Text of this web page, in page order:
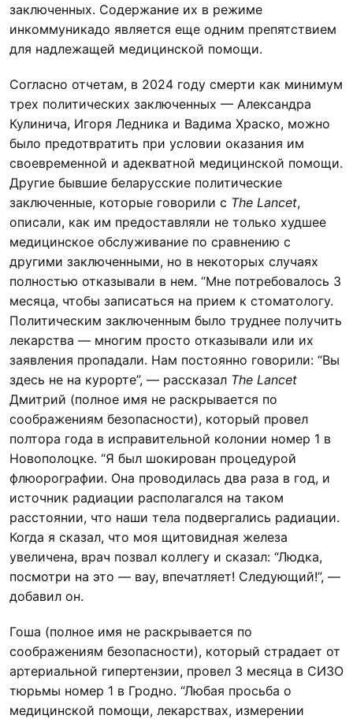
заключенных. Содержание их в режиме
инкоммуникадо является еще одним препятствием
для надлежащей медицинской помощи.
Согласно отчетам, в 2024 году смерти как минимум
трех политических заключенных — Александра
Кулинича, Игоря Ледника и Вадима Храско, можно
было предотвратить при условии оказания им
своевременной и адекватной медицинской помощи.
Другие бывшие беларусские политические
заключенные, которые говорили с The Lancet,
описали, как им предоставляли не только худшее
медицинское обслуживание по сравнению с
другими заключенными, но в некоторых случаях
полностью отказывали в нем. “Мне потребовалось 3
месяца, чтобы записаться на прием к стоматологу.
Политическим заключенным было труднее получить
лекарства — многим просто отказывали или их
заявления пропадали. Нам постоянно говорили: “Вы
здесь не на курорте”, — рассказал The Lancet
Дмитрий (полное имя не раскрывается по
соображениям безопасности), который провел
полтора года в исправительной колонии номер 1 в
Новополоцке. “Я был шокирован процедурой
флюорографии. Она проводилась два раза в год, и
источник радиации располагался на таком
расстоянии, что наши тела подвергались радиации.
Когда я сказал, что моя щитовидная железа
увеличена, врач позвал коллегу и сказал: “Людка,
посмотри на это — вау, впечатляет! Следующий!”, —
добавил он.
Гоша (полное имя не раскрывается по
соображениям безопасности), который страдает от
артериальной гипертензии, провел 3 месяца в СИЗО
тюрьмы номер 1 в Гродно. “Любая просьба о
медицинской помощи, лекарствах, измерении